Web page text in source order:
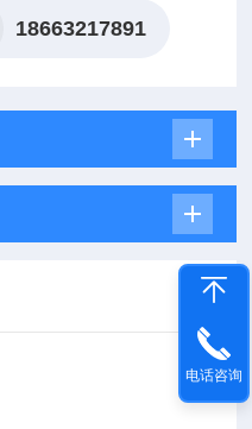
18663217891
电话咨询